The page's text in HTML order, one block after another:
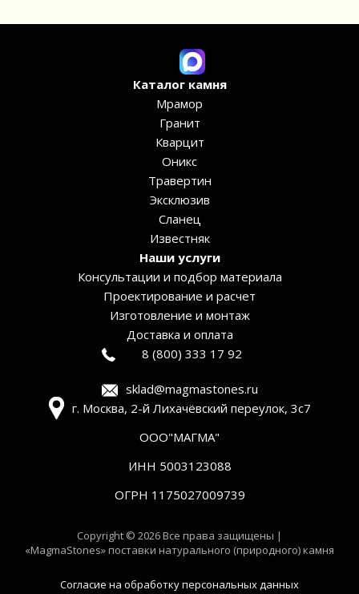
Каталог камня
Мрамор
Гранит
Кварцит
Оникс
Травертин
Эксклюзив
Сланец
Известняк
Наши услуги
Консультации и подбор материала
Проектирование и расчет
Изготовление и монтаж
Доставка и оплата
8 (800) 333 17 92
sklad@magmastones.ru
ООО"МАГМА"
ИНН 5003123088
г. Москва, 2-й Лихачёвский переулок, 3с7
ОГРН 1175027009739
Copyright © 2026 Все права защищены |
«MagmaStones» поставки натурального (природного) камня
Согласие на обработку персональных данных